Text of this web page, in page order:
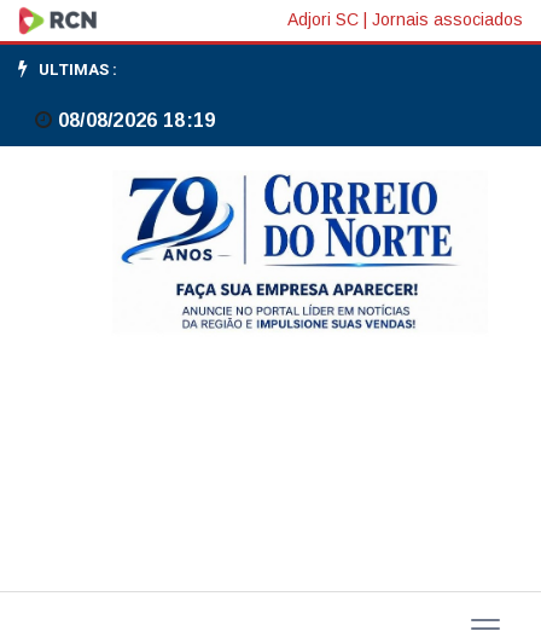
Motta:
falta
de
compreensão
integrantes
trabalhador
Adjori SC Jornais associados
ULTIMAS :
08/08/2026 18:19